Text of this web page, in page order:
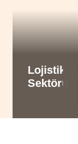
Lojistik
Sektörü